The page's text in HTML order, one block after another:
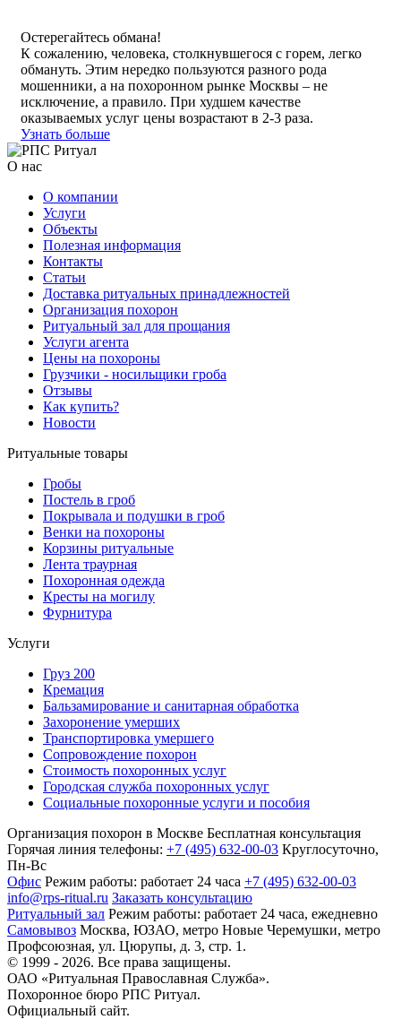
Остерегайтесь обмана!
К сожалению, человека, столкнувшегося с горем, легко
обмануть. Этим нередко пользуются разного рода
мошенники, а на похоронном рынке Москвы – не
исключение, а правило. При худшем качестве
оказываемых услуг цены возрастают в 2-3 раза.
Узнать больше
О нас
О компании
Услуги
Объекты
Полезная информация
Контакты
Статьи
Доставка ритуальных принадлежностей
Организация похорон
Ритуальный зал для прощания
Услуги агента
Цены на похороны
Грузчики - носильщики гроба
Отзывы
Как купить?
Новости
Ритуальные товары
Гробы
Постель в гроб
Покрывала и подушки в гроб
Венки на похороны
Корзины ритуальные
Лента траурная
Похоронная одежда
Кресты на могилу
Фурнитура
Услуги
Груз 200
Кремация
Бальзамирование и санитарная обработка
Захоронение умерших
Транспортировка умершего
Сопровождение похорон
Стоимость похоронных услуг
Городская служба похоронных услуг
Социальные похоронные услуги и пособия
Организация похорон в Москве Бесплатная консультация
Горячая линия телефоны: +7 (495) 632-00-03 Круглосуточно,
Пн-Вс
Офис Режим работы: работает 24 часа +7 (495) 632-00-03
info@rps-ritual.ru Заказать консультацию
Ритуальный зал Режим работы: работает 24 часа, ежедневно
Самовывоз Москва, ЮЗАО, метро Новые Черемушки, метро
Профсоюзная, ул. Цюрупы, д. 3, стр. 1.
© 1999 - 2026. Все права защищены.
ОАО «Ритуальная Православная Служба».
Похоронное бюро РПС Ритуал.
Официальный сайт.